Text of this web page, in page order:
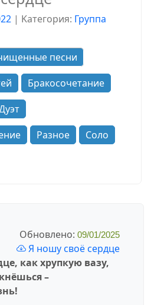
| Kатегория: Группа
песни
Бракосочетание
Разное
Соло
Обновлено: 09/01/2025
Я ношу своё сердце
как хрупкую вазу,
–